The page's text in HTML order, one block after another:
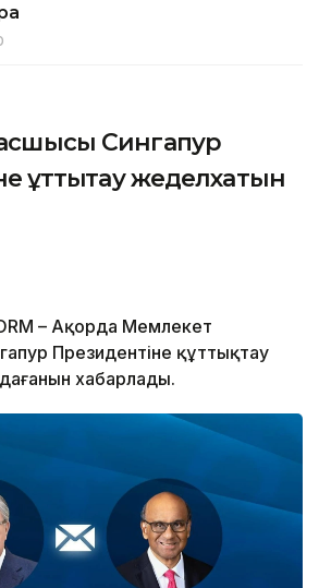
Сингапур
құттықтау жеделхатын
– Ақорда Мемлекет
Президентіне құттықтау
хабарлады.